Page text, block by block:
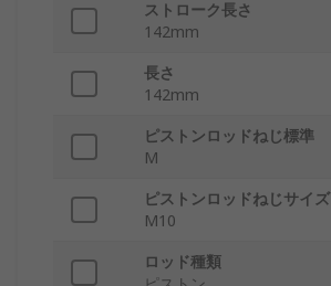
ストローク長さ
142mm
長さ
142mm
ピストンロッドねじ標準
M
ピストンロッドねじサイズ
M10
ロッド種類